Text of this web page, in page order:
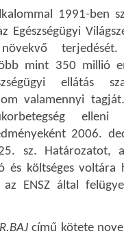
1991-ben
Egészségügyi
mint 350 millió
ellátás
valamennyi
elleni
2006.
sz. Határozatot,
és költséges
ENSZ által
című kötete